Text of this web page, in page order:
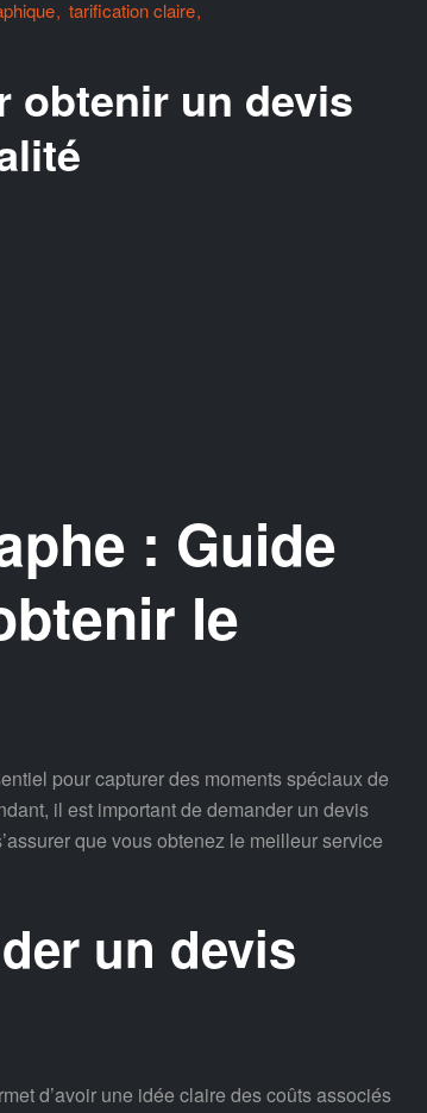
tarification claire
obtenir un devis
: Guide
le
pour capturer des moments spéciaux de
il est important de demander un devis
que vous obtenez le meilleur service
un devis
d’avoir une idée claire des coûts associés